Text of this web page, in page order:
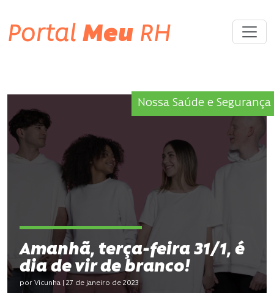
Portal Meu RH
Nossa Saúde e Segurança
Amanhã, terça-feira 31/1, é
dia de vir de branco!
por Vicunha | 27 de janeiro de 2023